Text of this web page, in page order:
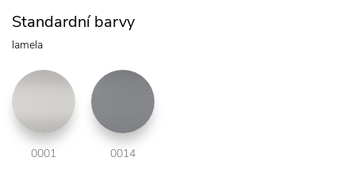
Standardní barvy
lamela
0001 0014